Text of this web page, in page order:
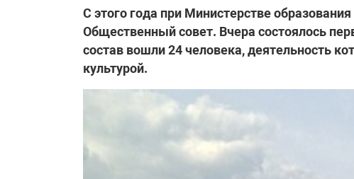
С этого года при Министерстве
Общественный совет. Вчера состоялось
состав вошли 24 человека, деятельность
культурой.